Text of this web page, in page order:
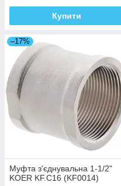
Купити
–17%
Муфта з'єднувальна 1-1/2"
KOER KF.C16 (KF0014)